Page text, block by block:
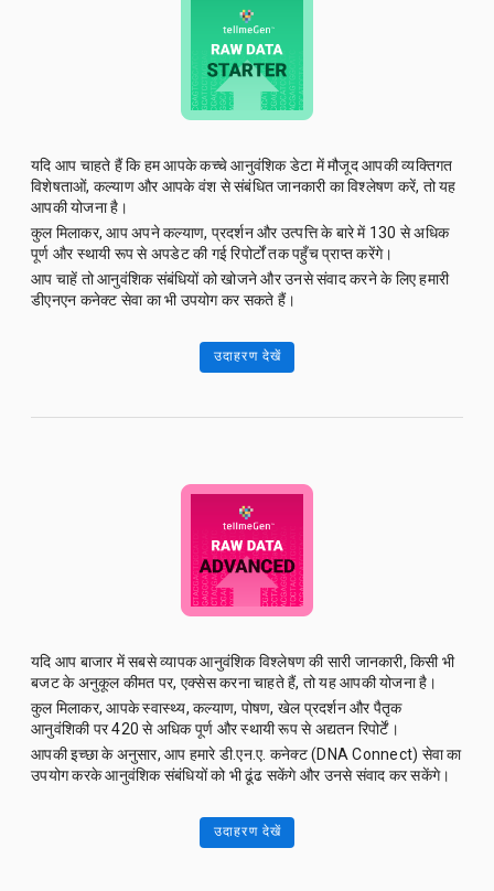
यदि आप चाहते हैं कि हम आपके कच्चे आनुवंशिक डेटा में मौजूद आपकी व्यक्तिगत
विशेषताओं, कल्याण और आपके वंश से संबंधित जानकारी का विश्लेषण करें, तो यह
आपकी योजना है।
कुल मिलाकर, आप अपने कल्याण, प्रदर्शन और उत्पत्ति के बारे में 130 से अधिक
पूर्ण और स्थायी रूप से अपडेट की गई रिपोर्टों तक पहुँच प्राप्त करेंगे।
आप चाहें तो आनुवंशिक संबंधियों को खोजने और उनसे संवाद करने के लिए हमारी
डीएनएन कनेक्ट सेवा का भी उपयोग कर सकते हैं।
उदाहरण देखें
यदि आप बाजार में सबसे व्यापक आनुवंशिक विश्लेषण की सारी जानकारी, किसी भी
बजट के अनुकूल कीमत पर, एक्सेस करना चाहते हैं, तो यह आपकी योजना है।
कुल मिलाकर, आपके स्वास्थ्य, कल्याण, पोषण, खेल प्रदर्शन और पैतृक
आनुवंशिकी पर 420 से अधिक पूर्ण और स्थायी रूप से अद्यतन रिपोर्टें।
आपकी इच्छा के अनुसार, आप हमारे डी.एन.ए. कनेक्ट (DNA Connect) सेवा का
उपयोग करके आनुवंशिक संबंधियों को भी ढूंढ सकेंगे और उनसे संवाद कर सकेंगे।
उदाहरण देखें